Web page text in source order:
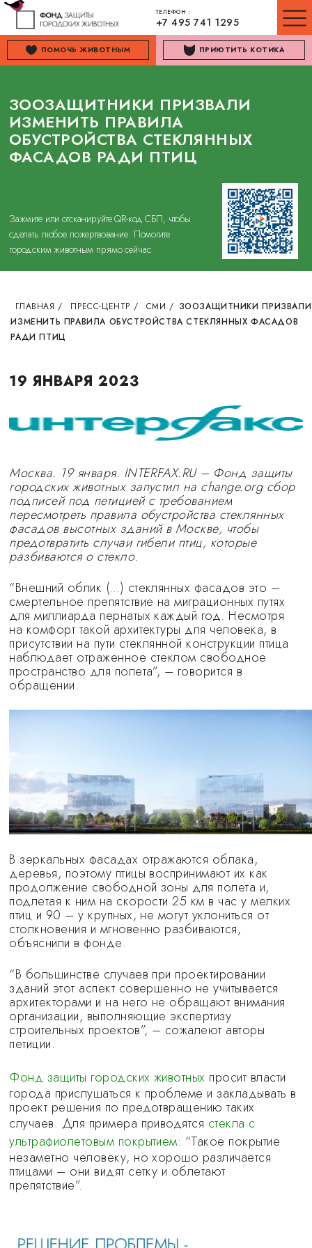
ТЕЛЕФОН :
+7 495 741 1295
ПОМОЧЬ ЖИВОТНЫМ ПРИЮТИТЬ КОТИКА
ЗООЗАЩИТНИКИ ПРИЗВАЛИ
ИЗМЕНИТЬ ПРАВИЛА
ОБУСТРОЙСТВА СТЕКЛЯННЫХ
ФАСАДОВ РАДИ ПТИЦ
Зажмите или отсканируйте QR-код СБП, чтобы
сделать любое пожертвование. Помогите
городским животным прямо сейчас
ГЛАВНАЯ / ПРЕСС-ЦЕНТР / СМИ / ЗООЗАЩИТНИКИ ПРИЗВАЛИ
ИЗМЕНИТЬ ПРАВИЛА ОБУСТРОЙСТВА СТЕКЛЯННЫХ ФАСАДОВ
РАДИ ПТИЦ
19 ЯНВАРЯ 2023
Москва. 19 января. INTERFAX.RU – Фонд защиты
городских животных запустил на change.org сбор
подписей под петицией с требованием
пересмотреть правила обустройства стеклянных
фасадов высотных зданий в Москве, чтобы
предотвратить случаи гибели птиц, которые
разбиваются о стекло.
“Внешний облик (…) стеклянных фасадов это –
смертельное препятствие на миграционных путях
для миллиарда пернатых каждый год. Несмотря
на комфорт такой архитектуры для человека, в
присутствии на пути стеклянной конструкции птица
наблюдает отраженное стеклом свободное
пространство для полета”, – говорится в
обращении.
В зеркальных фасадах отражаются облака,
деревья, поэтому птицы воспринимают их как
продолжение свободной зоны для полета и,
подлетая к ним на скорости 25 км в час у мелких
птиц и 90 – у крупных, не могут уклониться от
столкновения и мгновенно разбиваются,
объяснили в фонде.
“В большинстве случаев при проектировании
зданий этот аспект совершенно не учитывается
архитекторами и на него не обращают внимания
организации, выполняющие экспертизу
строительных проектов”, – сожалеют авторы
петиции.
Фонд защиты городских животных просит власти
города прислушаться к проблеме и закладывать в
проект решения по предотвращению таких
случаев. Для примера приводятся стекла с
ультрафиолетовым покрытием: “Такое покрытие
незаметно человеку, но хорошо различается
птицами – они видят сетку и облетают
препятствие”.